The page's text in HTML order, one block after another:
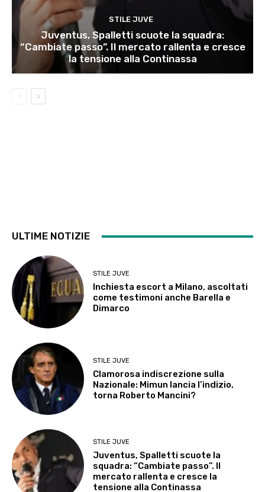
STILE JUVE
Juventus, Spalletti scuote la squadra:
“Cambiate passo”. Il mercato rallenta e cresce
la tensione alla Continassa
ULTIME NOTIZIE
STILE JUVE
Inchiesta escort a Milano, ascoltati
come testimoni anche Barella e
Dimarco
STILE JUVE
Clamorosa indiscrezione sulla
Nazionale: Mimun lancia l’indizio,
torna Roberto Mancini?
STILE JUVE
Juventus, Spalletti scuote la
squadra: “Cambiate passo”. Il
mercato rallenta e cresce la
tensione alla Continassa